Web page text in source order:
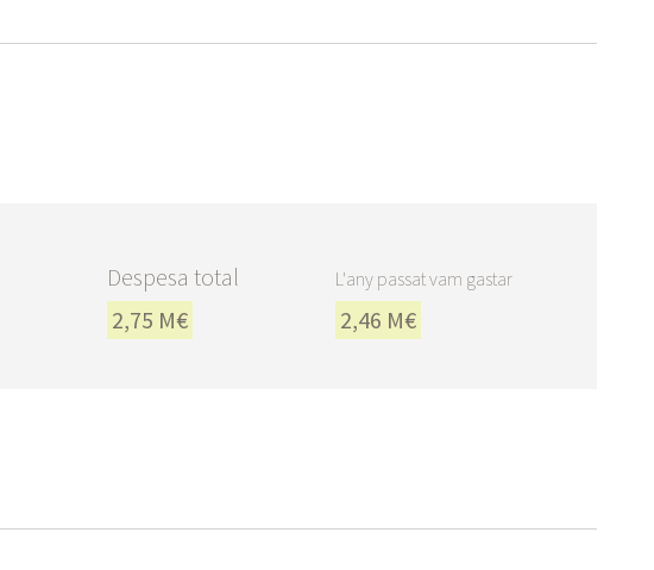
Despesa total
2,75 M€
L'any passat vam gastar
2,46 M€